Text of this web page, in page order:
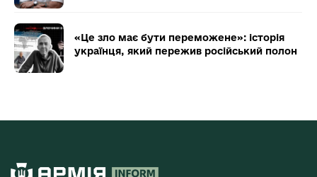
«Це зло має бути переможене»: історія
українця, який пережив російський полон